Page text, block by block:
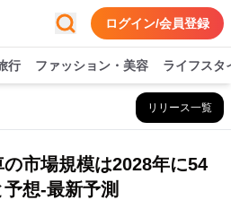
ログイン/会員登録
行 ファッション・美容 ライフスタ
リリース一覧
市場規模は2028年に54
想-最新予測